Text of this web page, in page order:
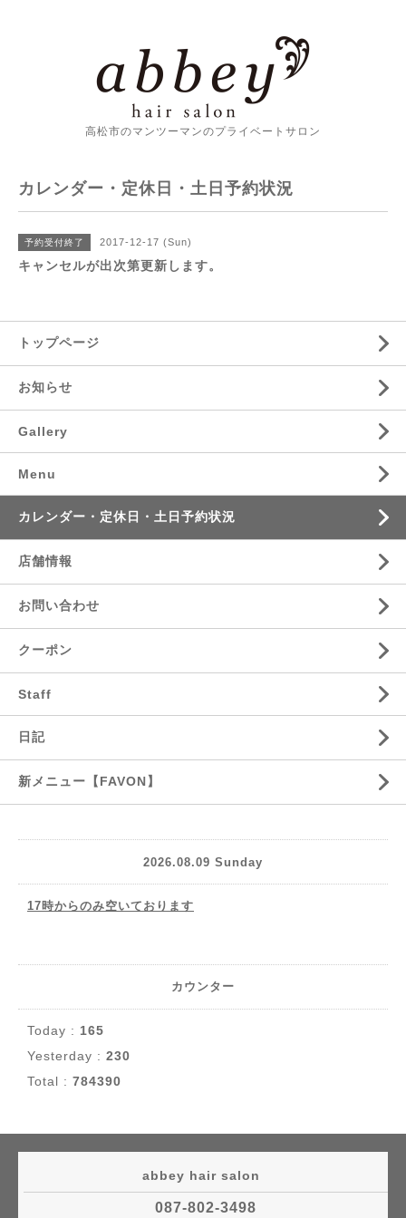
高松市のマンツーマンのプライベートサロン
カレンダー・定休日・土日予約状況
予約受付終了 2017-12-17 (Sun)
キャンセルが出次第更新します。
トップページ
お知らせ
Gallery
Menu
カレンダー・定休日・土日予約状況
店舗情報
お問い合わせ
クーポン
Staff
日記
新メニュー【FAVON】
2026.08.09 Sunday
17時からのみ空いております
カウンター
Today : 165
Yesterday : 230
Total : 784390
abbey hair salon
087-802-3498